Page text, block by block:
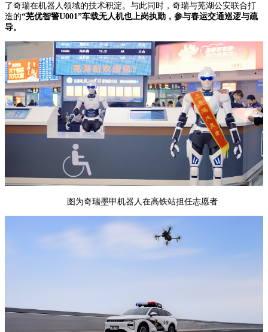
了奇瑞在机器人领域的技术积淀。与此同时，奇瑞与芜湖公安联合打
造的“芜优智警U001”车载无人机也上岗执勤，参与春运交通巡逻与疏
导。
图为奇瑞墨甲机器人在高铁站担任志愿者